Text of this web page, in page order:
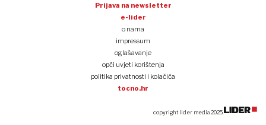
Prijava na newsletter
e-lider
o nama
impressum
oglašavanje
opći uvjeti korištenja
politika privatnosti i kolačića
tocno.hr
copyright lider media 2025.